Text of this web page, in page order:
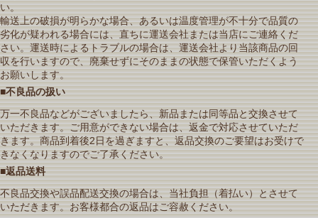
い。
輸送上の破損が明らかな場合、あるいは温度管理が不十分で品質の
劣化が疑われる場合には、直ちに運送会社または当店にご連絡くだ
さい。運送時によるトラブルの場合は、運送会社より当該商品の回
収を行いますので、廃棄せずにそのままの状態で保管いただくよう
お願いします。
■不良品の扱い
万一不良品などがございましたら、新品または同等品と交換させて
いただきます。ご用意ができない場合は、返金で対応させていただ
きます。商品到着後2日を過ぎますと、返品交換のご要望はお受けで
きなくなりますのでご了承ください。
■返品送料
不良品交換や誤品配送交換の場合は、当社負担（着払い）とさせて
いただきます。お客様都合の返品はご容赦ください。